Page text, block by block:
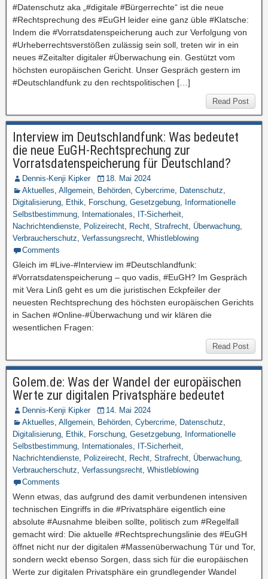
#Datenschutz aka „#digitale #Bürgerrechte“ ist die neue
#Rechtsprechung des #EuGH leider eine ganz üble #Klatsche:
Indem die #Vorratsdatenspeicherung auch zur Verfolgung von
#Urheberrechtsverstößen zulässig sein soll, treten wir in ein
neues #Zeitalter digitaler #Überwachung ein. Gestützt vom
höchsten europäischen Gericht. Unser Gespräch gestern im
#Deutschlandfunk zu den rechtspolitischen […]
Read Post
Interview im Deutschlandfunk: Was bedeutet
die neue EuGH-Rechtsprechung zur
Vorratsdatenspeicherung für Deutschland?
Dennis-Kenji Kipker
18. Mai 2024
Aktuelles, Allgemein, Behörden, Cybercrime, Datenschutz,
Digitalisierung, Ethik, Forschung, Gesetzgebung, Informationelle
Selbstbestimmung, Internationales, IT-Sicherheit,
Nachrichtendienste, Polizeirecht, Recht, Strafrecht, Überwachung,
Verbraucherschutz, Verfassungsrecht, Whistleblowing
Comments
Gleich im #Live-#Interview im #Deutschlandfunk:
#Vorratsdatenspeicherung – quo vadis, #EuGH? Im Gespräch
mit Vera Linß geht es um die juristischen Eckpfeiler der
neuesten Rechtsprechung des höchsten europäischen Gerichts
in Sachen #Online-#Überwachung und wir klären die
wesentlichen Fragen:
Read Post
Golem.de: Was der Wandel der europäischen
Werte zur digitalen Privatsphäre bedeutet
Dennis-Kenji Kipker
14. Mai 2024
Aktuelles, Allgemein, Behörden, Cybercrime, Datenschutz,
Digitalisierung, Ethik, Forschung, Gesetzgebung, Informationelle
Selbstbestimmung, Internationales, IT-Sicherheit,
Nachrichtendienste, Polizeirecht, Recht, Strafrecht, Überwachung,
Verbraucherschutz, Verfassungsrecht, Whistleblowing
Comments
Wenn etwas, das aufgrund des damit verbundenen intensiven
technischen Eingriffs in die #Privatsphäre eigentlich eine
absolute #Ausnahme bleiben sollte, politisch zum #Regelfall
gemacht wird: Die aktuelle #Rechtsprechungslinie des #EuGH
öffnet nicht nur der digitalen #Massenüberwachung Tür und Tor,
sondern weckt ebenso Sorgen, dass sich für die europäischen
Werte zur digitalen Privatsphäre ein grundlegender Wandel